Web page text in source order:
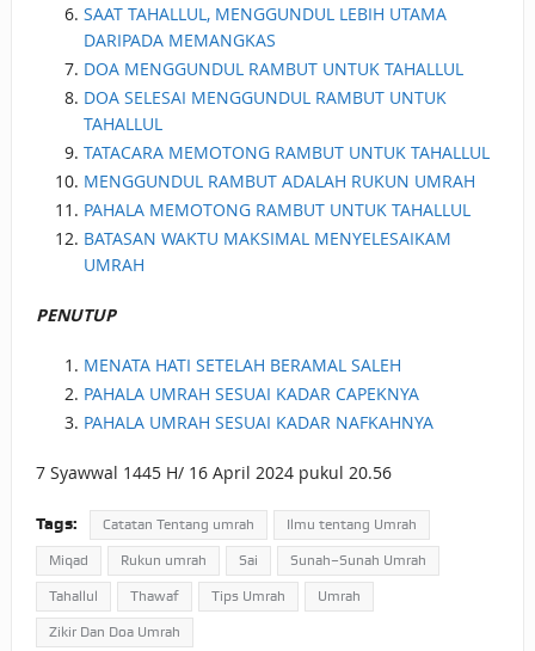
SAAT TAHALLUL, MENGGUNDUL LEBIH UTAMA
DARIPADA MEMANGKAS
DOA MENGGUNDUL RAMBUT UNTUK TAHALLUL
DOA SELESAI MENGGUNDUL RAMBUT UNTUK
TAHALLUL
TATACARA MEMOTONG RAMBUT UNTUK TAHALLUL
MENGGUNDUL RAMBUT ADALAH RUKUN UMRAH
PAHALA MEMOTONG RAMBUT UNTUK TAHALLUL
BATASAN WAKTU MAKSIMAL MENYELESAIKAM
UMRAH
PENUTUP
MENATA HATI SETELAH BERAMAL SALEH
PAHALA UMRAH SESUAI KADAR CAPEKNYA
PAHALA UMRAH SESUAI KADAR NAFKAHNYA
7 Syawwal 1445 H/ 16 April 2024 pukul 20.56
Tags: Catatan Tentang umrah Ilmu tentang Umrah
Miqad Rukun umrah Sai Sunah–Sunah Umrah
Tahallul Thawaf Tips Umrah Umrah
Zikir Dan Doa Umrah